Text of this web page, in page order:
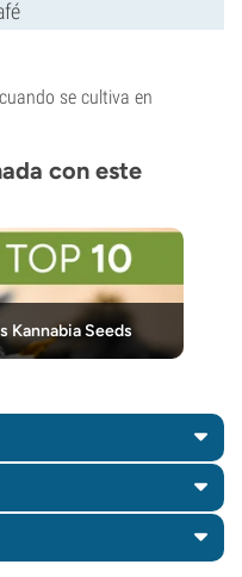
se cultiva en
con este
Kannabia Seeds